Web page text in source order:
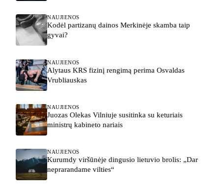
NAUJIENOS
Kodėl partizanų dainos Merkinėje skamba taip
gyvai?
NAUJIENOS
Alytaus KRS fizinį rengimą perima Osvaldas
Vrubliauskas
NAUJIENOS
Juozas Olekas Vilniuje susitinka su keturiais
ministrų kabineto nariais
NAUJIENOS
Kurumdy viršūnėje dingusio lietuvio brolis: „Dar
neprarandame vilties“